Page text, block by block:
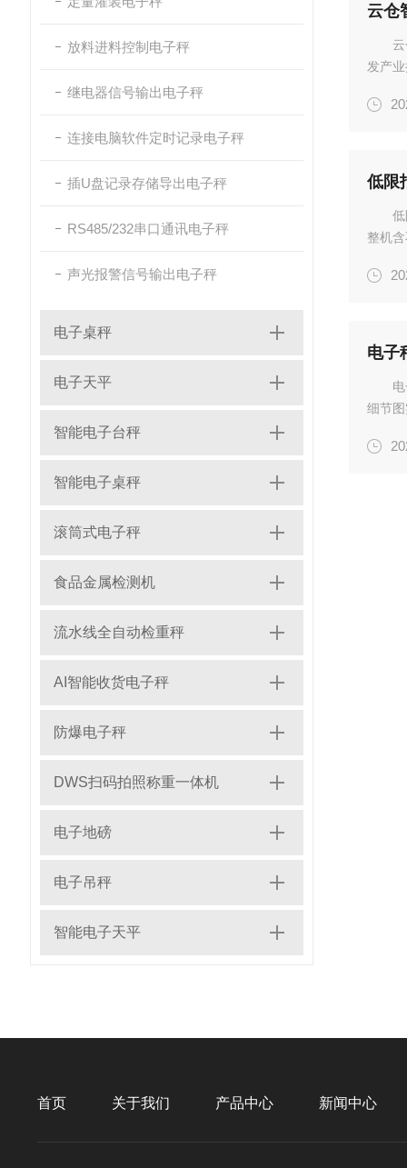
放料进料控制电子秤
继电器信号输出电子秤
连接电脑软件定时记录电子秤
插U盘记录存储导出电子秤
RS485/232串口通讯电子秤
声光报警信号输出电子秤
电子桌秤
电子天平
智能电子台秤
智能电子桌秤
滚筒式电子秤
食品金属检测机
流水线全自动检重秤
AI智能收货电子秤
防爆电子秤
DWS扫码拍照称重一体机
电子地磅
电子吊秤
智能电子天平
云仓
发产
智能
低限
整机
格区
细节
电器
首页 关于我们 产品中心 新闻中心